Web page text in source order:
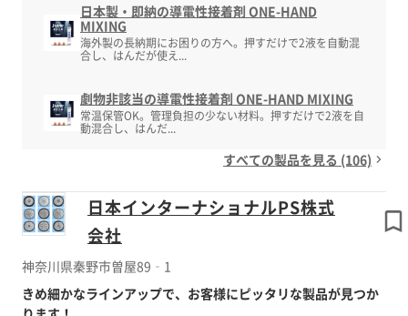
日本製・即納の導電性接着剤 ONE-HAND
MIXING
海外製の長納期にお困りの方へ。押すだけで2液を自動混
合し、はんだが使え...
劇物非該当の導電性接着剤 ONE-HAND MIXING
常温保管OK。管理負担の少ない材料。押すだけで2液を自
動混合し、はんだ...
すべての製品を見る (106)
日本インターナショナルPS株式
会社
神奈川県秦野市曽屋89‐1
きめ細かなラインアップで、お客様にピッタリな製品が見つか